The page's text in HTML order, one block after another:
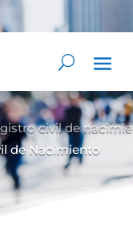
civil de
de Nacimiento